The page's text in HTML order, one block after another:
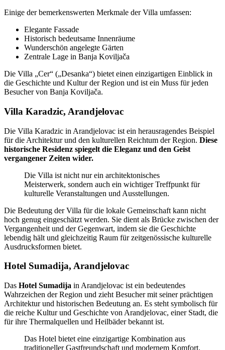
Einige der bemerkenswerten Merkmale der Villa umfassen:
Elegante Fassade
Historisch bedeutsame Innenräume
Wunderschön angelegte Gärten
Zentrale Lage in Banja Koviljača
Die Villa „Cer“ („Desanka“) bietet einen einzigartigen Einblick in
die Geschichte und Kultur der Region und ist ein Muss für jeden
Besucher von Banja Koviljača.
Villa Karadzic, Arandjelovac
Die Villa Karadzic in Arandjelovac ist ein herausragendes Beispiel
für die Architektur und den kulturellen Reichtum der Region. Diese
historische Residenz spiegelt die Eleganz und den Geist
vergangener Zeiten wider.
Die Villa ist nicht nur ein architektonisches
Meisterwerk, sondern auch ein wichtiger Treffpunkt für
kulturelle Veranstaltungen und Ausstellungen.
Die Bedeutung der Villa für die lokale Gemeinschaft kann nicht
hoch genug eingeschätzt werden. Sie dient als Brücke zwischen der
Vergangenheit und der Gegenwart, indem sie die Geschichte
lebendig hält und gleichzeitig Raum für zeitgenössische kulturelle
Ausdrucksformen bietet.
Hotel Sumadija, Arandjelovac
Das Hotel Sumadija in Arandjelovac ist ein bedeutendes
Wahrzeichen der Region und zieht Besucher mit seiner prächtigen
Architektur und historischen Bedeutung an. Es steht symbolisch für
die reiche Kultur und Geschichte von Arandjelovac, einer Stadt, die
für ihre Thermalquellen und Heilbäder bekannt ist.
Das Hotel bietet eine einzigartige Kombination aus
traditioneller Gastfreundschaft und modernem Komfort,